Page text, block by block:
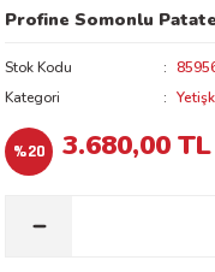
Ürünleri
Profine Somonlu
Stok Kodu
Kategori
%20 3.680,00 TL